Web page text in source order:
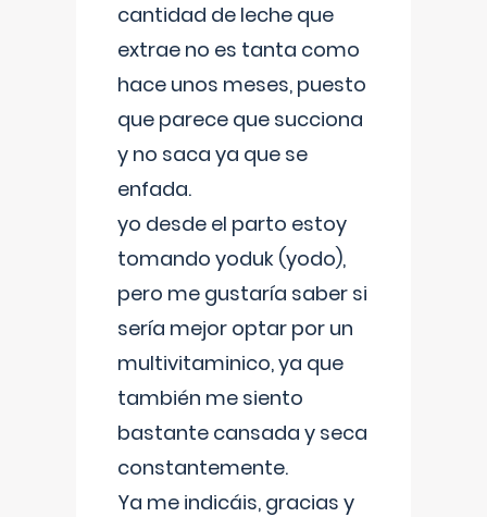
cantidad de leche que
extrae no es tanta como
hace unos meses, puesto
que parece que succiona
y no saca ya que se
enfada.
yo desde el parto estoy
tomando yoduk (yodo),
pero me gustaría saber si
sería mejor optar por un
multivitaminico, ya que
también me siento
bastante cansada y seca
constantemente.
Ya me indicáis, gracias y